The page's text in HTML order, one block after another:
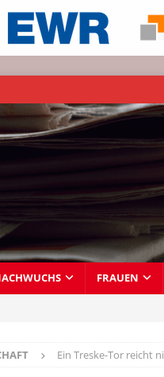
FRAUEN
Ein Treske-Tor reicht